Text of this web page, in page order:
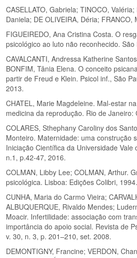
CASELLATO, Gabriela; TINOCO,
Daniela; DE OLIVEIRA, Déria; FRANCO,
FIGUEIREDO, Ana Cristina Costa. O
psicológico ao luto não reconhecido.
CAVALCANTI, Andressa Katherine
BONFIM, Tânia Elena. O conceito
partir de Freud e Klein. Psicol inf., São
2013.
CHATEL, Marie Magdeleine. Mal-estar
medicina da reprodução. Rio de Janeiro:
COLARES, Sthephany Caroliny dos
Monteiro. Maternidade: uma construção
Iniciação Científica da Universidade Vale
n.1, p.42-47, 2016.
COLMAN, Libby Lee; COLMAN, Arthur.
psicológica. Lisboa: Edições Colibri, 1994.
CUNHA, Maria do Carmo Vieira;
ALBUQUERQUE, Rivaldo Mendes;
Moacir. Infertilidade: associação com
importância do apoio social. Revista de
v. 30, n. 3, p. 201–210, set. 2008.
DEMONTIGNY, Francine; VERDON,